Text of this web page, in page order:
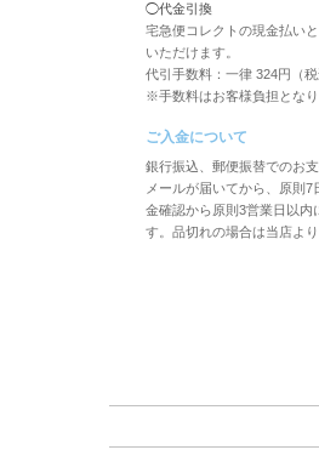
◯代金引換
宅急便コレクトの現金払い
いただけます。
代引手数料：一律 324円（税
※手数料はお客様負担となり
ご入金について
銀行振込、郵便振替でのお
メールが届いてから、原則
金確認から原則3営業日以内
す。品切れの場合は当店よ